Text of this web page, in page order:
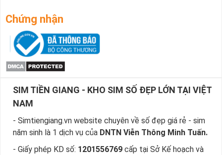
Chứng nhận
SIM TIỀN GIANG - KHO SIM SỐ ĐẸP LỚN TẠI VIỆT
NAM
- Simtiengiang.vn website chuyên về số đẹp giá rẻ - sim
năm sinh là 1 dịch vụ của DNTN Viễn Thông Minh Tuấn.
- Giấy phép KD số: 1201556769 cấp tại Sở Kế hoạch và